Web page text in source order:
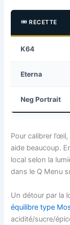
RECETTE
K64
Eterna
Neg Portrait
Pour calibrer
aide beaucoup.
local selon la
dans le Q Menu
Un détour par la
équilibre type
acidité/sucre/